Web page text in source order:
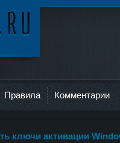
Правила Комментарии
ключи активации